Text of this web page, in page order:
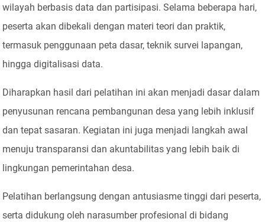
wilayah berbasis data dan partisipasi. Selama beberapa hari,
peserta akan dibekali dengan materi teori dan praktik,
termasuk penggunaan peta dasar, teknik survei lapangan,
hingga digitalisasi data.
Diharapkan hasil dari pelatihan ini akan menjadi dasar dalam
penyusunan rencana pembangunan desa yang lebih inklusif
dan tepat sasaran. Kegiatan ini juga menjadi langkah awal
menuju transparansi dan akuntabilitas yang lebih baik di
lingkungan pemerintahan desa.
Pelatihan berlangsung dengan antusiasme tinggi dari peserta,
serta didukung oleh narasumber profesional di bidang